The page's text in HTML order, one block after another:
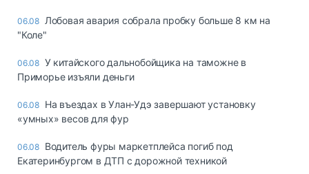
06.08 Лобовая авария собрала пробку больше 8 км на
"Коле"
06.08 У китайского дальнобойщика на таможне в
Приморье изъяли деньги
06.08 Ha въeздax в Улaн-Удэ зaвepшaют ycтaнoвкy
«yмныx» вecoв для фyp
06.08 Водитель фуры маркетплейса погиб под
Екатеринбургом в ДТП с дорожной техникой